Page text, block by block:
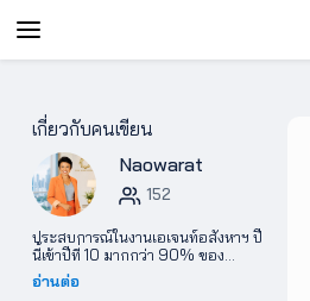
สำหรับ
เอเจ
นท์
AgentClub
เกี่ยวกับคนเขียน
Naowarat
152
ประสบการณ์ในงานเอเจนท์อสังหาฯ ปี
นี้เข้าปีที่ 10 มากกว่า 90% ของ
จำนวนลูกค้าในอดีตคือต่างชาติ
เชี่ยวชาญทั้งการขาย และบริหารการ
อ่านต่อ